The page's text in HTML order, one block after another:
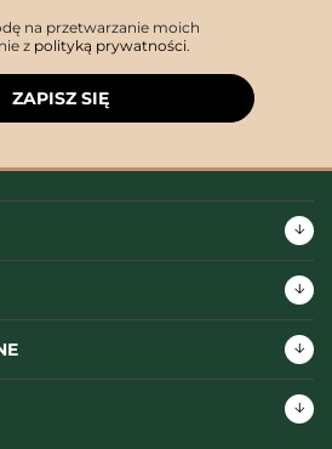
na przetwarzanie moich
z polityką prywatności.
ZAPISZ SIĘ